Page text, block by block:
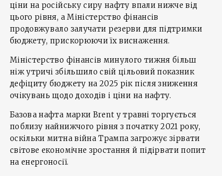
ціни на російську сиру нафту впали нижче від
цього рівня, а Міністерство фінансів
продовжувало залучати резерви для підтримки
бюджету, прискорюючи їх виснаження.
Міністерство фінансів минулого тижня більш
ніж утричі збільшило свій цільовий показник
дефіциту бюджету на 2025 рік після зниження
очікувань щодо доходів і ціни на нафту.
Базова нафта марки Brent у травні торгується
поблизу найнижчого рівня з початку 2021 року,
оскільки митна війна Трампа загрожує зірвати
світове економічне зростання й підірвати попит
на енергоносії.